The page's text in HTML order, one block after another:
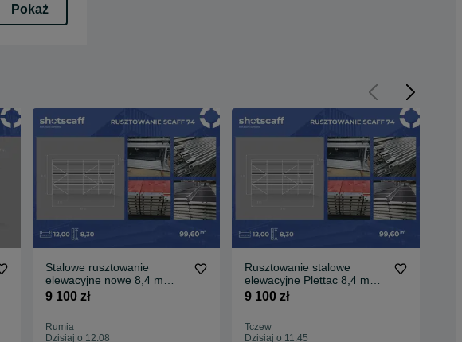
Pokaż
Stalowe rusztowanie
elewacyjne nowe 8,4 m
wys. x 12 m dł. = 100 m2
9 100 zł
Rumia
Dzisiaj o 12:08
Rusztowanie stalowe
elewacyjne Plettac 8,4 m
wysokości x 12 m długości
9 100 zł
Tczew
Dzisiaj o 11:45